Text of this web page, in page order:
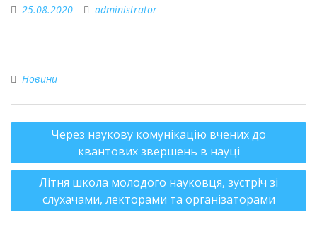
25.08.2020 administrator
Новини
Через наукову комунікацію вчених до
квантових звершень в науці
Літня школа молодого науковця, зустріч зі
слухачами, лекторами та організаторами